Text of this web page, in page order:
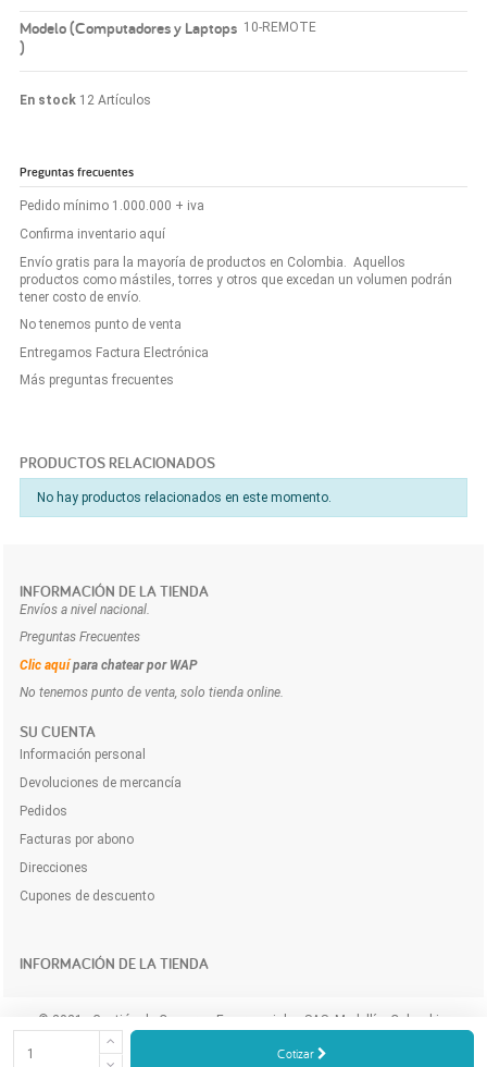
Cotizar
Modelo (Computadores y Laptops
)
10-REMOTE
En stock 12 Artículos
Preguntas frecuentes
Pedido mínimo 1.000.000 + iva
Confirma inventario aquí
Envío gratis para la mayoría de productos en Colombia. Aquellos
productos como mástiles, torres y otros que excedan un volumen podrán
tener costo de envío.
No tenemos punto de venta
Entregamos Factura Electrónica
Más preguntas frecuentes
PRODUCTOS RELACIONADOS
No hay productos relacionados en este momento.
INFORMACIÓN DE LA TIENDA
Envíos a nivel nacional.
Preguntas Frecuentes
Clic aquí para chatear por WAP
No tenemos punto de venta, solo tienda online.
INFORMACIÓN DE LA TIENDA
SU CUENTA
Información personal
Devoluciones de mercancía
Pedidos
Facturas por abono
Direcciones
Cupones de descuento
© 2021 - Gestión de Compras Empresariales SAS. Medellín, Colombia.
Compra y cotiza los productos e insumos para tu empresa a domicilio y